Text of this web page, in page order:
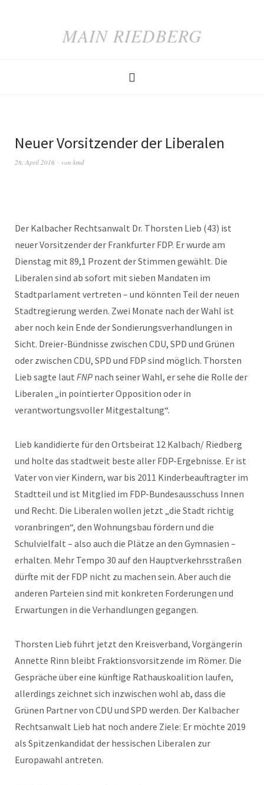
MAIN RIEDBERG
Neuer Vorsitzender der Liberalen
28. April 2016 von kmd
Der Kalbacher Rechtsanwalt Dr. Thorsten Lieb (43) ist
neuer Vorsitzender der Frankfurter FDP. Er wurde am
Dienstag mit 89,1 Prozent der Stimmen gewählt. Die
Liberalen sind ab sofort mit sieben Mandaten im
Stadtparlament vertreten – und könnten Teil der neuen
Stadtregierung werden. Zwei Monate nach der Wahl ist
aber noch kein Ende der Sondierungsverhandlungen in
Sicht. Dreier-Bündnisse zwischen CDU, SPD und Grünen
oder zwischen CDU, SPD und FDP sind möglich. Thorsten
Lieb sagte laut FNP nach seiner Wahl, er sehe die Rolle der
Liberalen „in pointierter Opposition oder in
verantwortungsvoller Mitgestaltung“.
Lieb kandidierte für den Ortsbeirat 12 Kalbach/ Riedberg
und holte das stadtweit beste aller FDP-Ergebnisse. Er ist
Vater von vier Kindern, war bis 2011 Kinderbeauftragter im
Stadtteil und ist Mitglied im FDP-Bundesausschuss Innen
und Recht. Die Liberalen wollen jetzt „die Stadt richtig
voranbringen“, den Wohnungsbau fördern und die
Schulvielfalt – also auch die Plätze an den Gymnasien –
erhalten. Mehr Tempo 30 auf den Hauptverkehrsstraßen
dürfte mit der FDP nicht zu machen sein. Aber auch die
anderen Parteien sind mit konkreten Forderungen und
Erwartungen in die Verhandlungen gegangen.
Thorsten Lieb führt jetzt den Kreisverband, Vorgängerin
Annette Rinn bleibt Fraktionsvorsitzende im Römer. Die
Gespräche über eine künftige Rathauskoalition laufen,
allerdings zeichnet sich inzwischen wohl ab, dass die
Grünen Partner von CDU und SPD werden. Der Kalbacher
Rechtsanwalt Lieb hat noch andere Ziele: Er möchte 2019
als Spitzenkandidat der hessischen Liberalen zur
Europawahl antreten.